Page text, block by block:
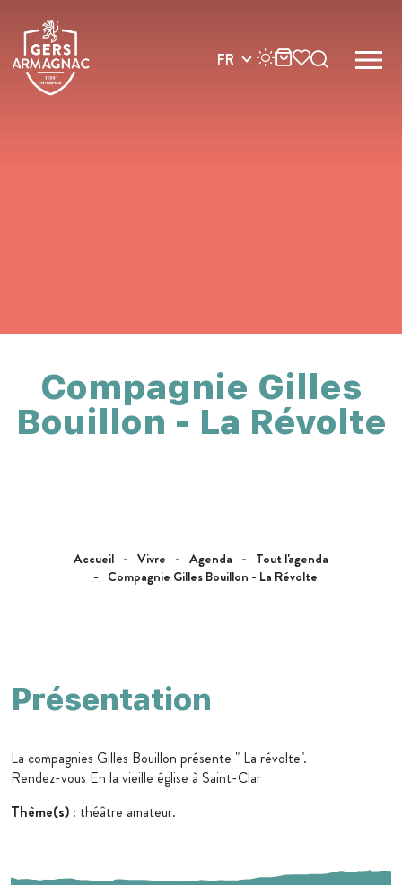
FR
Accueil Vivre Agenda
Tout l'agenda
Compagnie Gilles Bouillon - La Révolte
Compagnie Gilles
Bouillon - La Révolte
Présentation
La compagnies Gilles Bouillon présente " La révolte".
Rendez-vous En la vieille église à Saint-Clar
Thème(s) : théâtre amateur.